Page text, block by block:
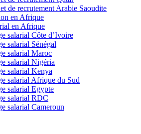
de recrutement Arabie Saoudite
en Afrique
en Afrique
salarial Côte d’Ivoire
salarial Sénégal
salarial Maroc
salarial Nigéria
salarial Kenya
salarial Afrique du Sud
salarial Egypte
salarial RDC
salarial Cameroun